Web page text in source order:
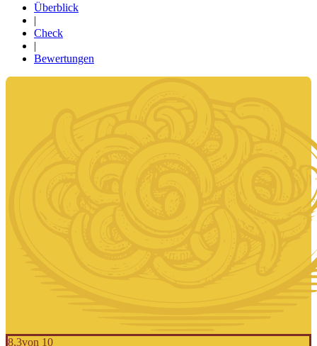
Überblick
|
Check
|
Bewertungen
8,3von 10